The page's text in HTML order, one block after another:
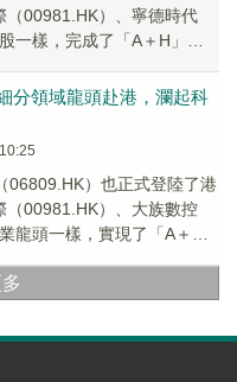
（00981.HK）、寧德時代
一樣，完成了「A＋H」雙
分領域龍頭赴港，瀾起科
06809.HK）也正式登陸了港
（00981.HK）、大族數控
龍頭一樣，實現了「A＋